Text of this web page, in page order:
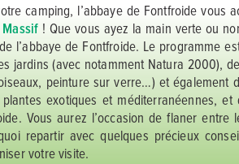
camping, l’abbaye de Fontfroide
! Que vous ayez la main verte ou
l’abbaye de Fontfroide. Le programme
jardins (avec notamment Natura 2000),
peinture sur verre…) et également
exotiques et méditerranéennes,
Vous aurez l’occasion de flaner
repartir avec quelques précieux
votre visite.